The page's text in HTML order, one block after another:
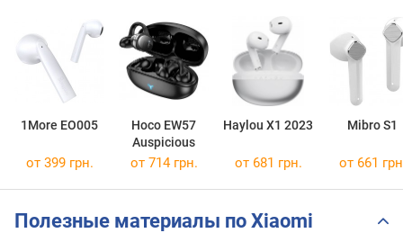
1More EO005
Hoco EW57
Auspicious
Haylou X1 2023 Mibro S1
от 399 грн. от 714 грн. от 681 грн. от 661
Полезные материалы по Xiaomi